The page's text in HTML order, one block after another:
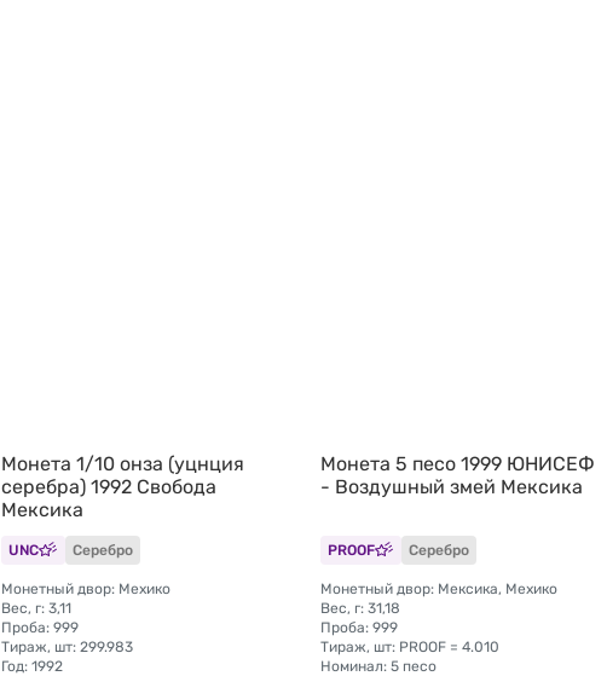
Монета 1/10 онза (уцнция
серебра) 1992 Свобода
Мексика
UNC Серебро
Монетный двор: Мехико
Вес, г: 3,11
Проба: 999
Тираж, шт: 299.983
Год: 1992
Монета 5 песо 1999 ЮНИСЕФ
- Воздушный змей Мексика
PROOF Серебро
Монетный двор: Мексика, Мехико
Вес, г: 31,18
Проба: 999
Тираж, шт: PROOF = 4.010
Номинал: 5 песо